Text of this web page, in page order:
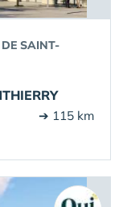
SAINT-
➔ 115 km